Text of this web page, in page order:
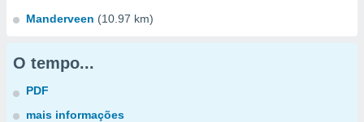
Manderveen (10.97 km)
O tempo...
PDF
mais informações